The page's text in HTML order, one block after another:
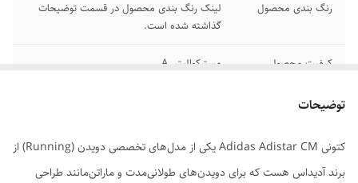
رنگ بندی محصول
لینک رنگ بندی محصول در قسمت توضیحات
گذاشته شده است.
کیفیت محصول مسترکوالیتی A
برند و مدل
وضعیت کارکرد نو اکبند
کشور تولید کننده ویتنام وارداتی
توضیحات
کتونی Adidas Adistar CM یکی از مدل‌های تخصصی دویدن (Running) از
برند آدیداس هست که برای دویدن‌های طولانی‌مدت و ماراتن‌مانند طراحی